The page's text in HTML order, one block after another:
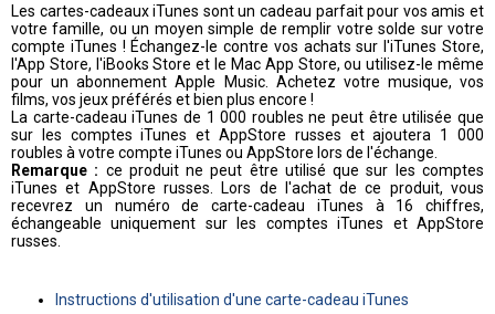
Les cartes-cadeaux iTunes sont un cadeau parfait pour vos amis et
votre famille, ou un moyen simple de remplir votre solde sur votre
compte iTunes ! Échangez-le contre vos achats sur l'iTunes Store,
l'App Store, l'iBooks Store et le Mac App Store, ou utilisez-le même
pour un abonnement Apple Music. Achetez votre musique, vos
films, vos jeux préférés et bien plus encore !
La carte-cadeau iTunes de 1 000 roubles ne peut être utilisée que
sur les comptes iTunes et AppStore russes et ajoutera 1 000
roubles à votre compte iTunes ou AppStore lors de l'échange.
Remarque : ce produit ne peut être utilisé que sur les comptes
iTunes et AppStore russes. Lors de l'achat de ce produit, vous
recevrez un numéro de carte-cadeau iTunes à 16 chiffres,
échangeable uniquement sur les comptes iTunes et AppStore
russes.
Instructions d'utilisation d'une carte-cadeau iTunes